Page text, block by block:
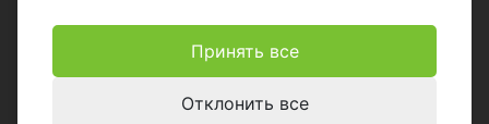
Принять все
Отклонить все
© 2014-2026, Icecream Apps.
Все права защищены